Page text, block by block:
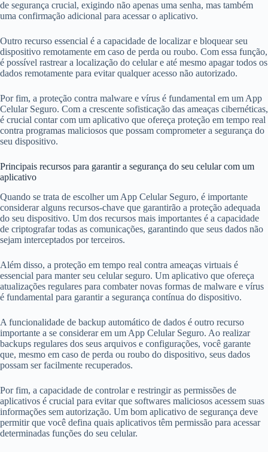
de segurança crucial, exigindo não apenas uma senha, mas também
uma confirmação adicional para acessar o aplicativo.
Outro recurso essencial é a capacidade de localizar e bloquear seu
dispositivo remotamente em caso de perda ou roubo. Com essa função,
é possível rastrear a localização do celular e até mesmo apagar todos os
dados remotamente para evitar qualquer acesso não autorizado.
Por fim, a proteção contra malware e vírus é fundamental em um App
Celular Seguro. Com a crescente sofisticação das ameaças cibernéticas,
é crucial contar com um aplicativo que ofereça proteção em tempo real
contra programas maliciosos que possam comprometer a segurança do
seu dispositivo.
Principais recursos para garantir a segurança do seu celular com um
aplicativo
Quando se trata de escolher um App Celular Seguro, é importante
considerar alguns recursos-chave que garantirão a proteção adequada
do seu dispositivo. Um dos recursos mais importantes é a capacidade
de criptografar todas as comunicações, garantindo que seus dados não
sejam interceptados por terceiros.
Além disso, a proteção em tempo real contra ameaças virtuais é
essencial para manter seu celular seguro. Um aplicativo que ofereça
atualizações regulares para combater novas formas de malware e vírus
é fundamental para garantir a segurança contínua do dispositivo.
A funcionalidade de backup automático de dados é outro recurso
importante a se considerar em um App Celular Seguro. Ao realizar
backups regulares dos seus arquivos e configurações, você garante
que, mesmo em caso de perda ou roubo do dispositivo, seus dados
possam ser facilmente recuperados.
Por fim, a capacidade de controlar e restringir as permissões de
aplicativos é crucial para evitar que softwares maliciosos acessem suas
informações sem autorização. Um bom aplicativo de segurança deve
permitir que você defina quais aplicativos têm permissão para acessar
determinadas funções do seu celular.